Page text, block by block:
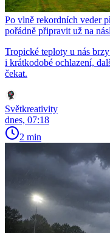
Po vlně rekordních veder
pořádně připravit už na
Tropické teploty u nás
i krátkodobé ochlazení,
čekat.
Světkreativity
dnes, 07:18
2 min